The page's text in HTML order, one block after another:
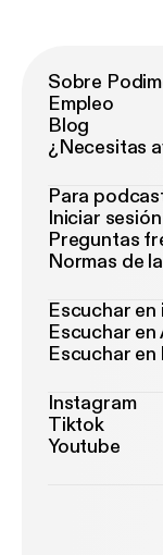
Sobre
Empleo
Blog
¿Necesitas
Para
Iniciar
Preguntas
Normas de
Escuchar en
Escuchar
Escuchar en
Instagram
Tiktok
Youtube